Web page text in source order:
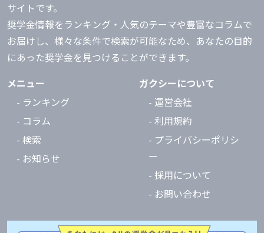
サイトです。
奨学金情報をランキング・人気のテーマや豊富なコラムで
お届けし、様々な条件で検索が可能なため、あなたの目的
にあった奨学金を見つけることができます。
メニュー
- ランキング
- コラム
- 検索
- お知らせ
ガクシーについて
- 運営会社
- 利用規約
- プライバシーポリシ
ー
- 採用について
- お問い合わせ